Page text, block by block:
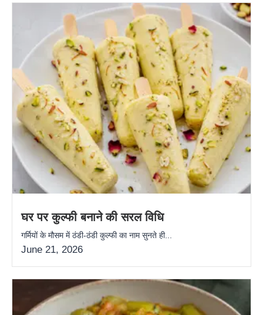
घर पर कुल्फी बनाने की सरल विधि
गर्मियों के मौसम में ठंडी-ठंडी कुल्फी का नाम सुनते ही...
June 21, 2026